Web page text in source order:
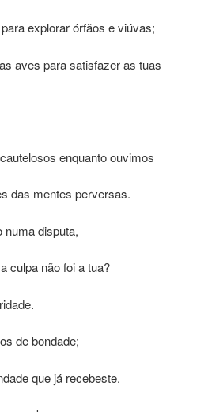
explorar órfãos e viúvas;
aves para satisfazer as tuas
enquanto ouvimos
das mentes perversas.
numa disputa,
culpa não foi a tua?
de bondade;
que já recebeste.